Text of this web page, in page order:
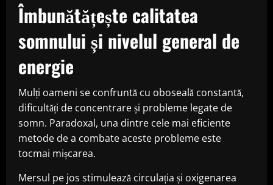
Îmbunătățește calitatea
somnului și nivelul general de
energie
Mulți oameni se confruntă cu oboseală constantă,
dificultăți de concentrare și probleme legate de
somn. Paradoxal, una dintre cele mai eficiente
metode de a combate aceste probleme este
tocmai mișcarea.
Mersul pe jos stimulează circulația și oxigenarea